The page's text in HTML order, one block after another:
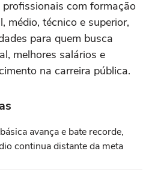
com formação
médio, técnico e superior,
para quem busca
melhores salários e
na carreira pública.
avança e bate recorde,
continua distante da meta